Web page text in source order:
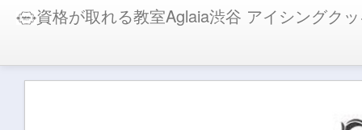
資格が取れる教室Aglaia渋谷 アイシングク